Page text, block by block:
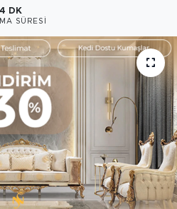
4 DK
SÜRESI